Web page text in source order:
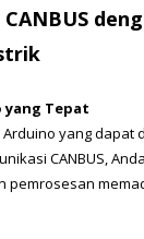
yang Tepat
yang dapat
CANBUS,
pemrosesan